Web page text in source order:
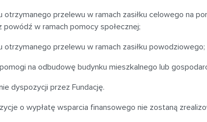
przelewu w ramach zasiłku celowego na
w ramach pomocy społecznej;
przelewu w ramach zasiłku powodziowego;
na odbudowę budynku mieszkalnego lub
dyspozycji przez Fundację.
o wypłatę wsparcia finansowego nie zostaną